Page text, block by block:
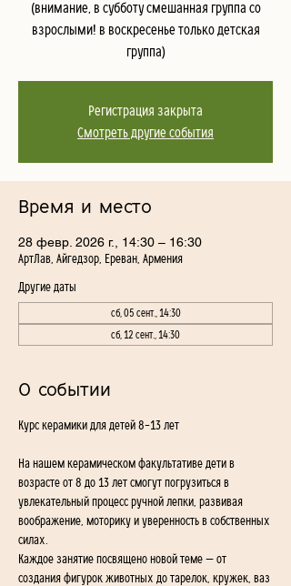
(внимание, в субботу смешанная группа со
взрослыми! в воскресенье только детская
группа)
Регистрация закрыта
Смотреть другие события
Время и место
28 февр. 2026 г., 14:30 – 16:30
АртЛав, Айгедзор, Ереван, Армения
Другие даты
сб, 05 сент., 14:30
сб, 12 сент., 14:30
О событии
Курс керамики для детей 8–13 лет
На нашем керамическом факультативе дети в
возрасте от 8 до 13 лет смогут погрузиться в
увлекательный процесс ручной лепки, развивая
воображение, моторику и уверенность в собственных
силах.
Каждое занятие посвящено новой теме — от
создания фигурок животных до тарелок, кружек, ваз